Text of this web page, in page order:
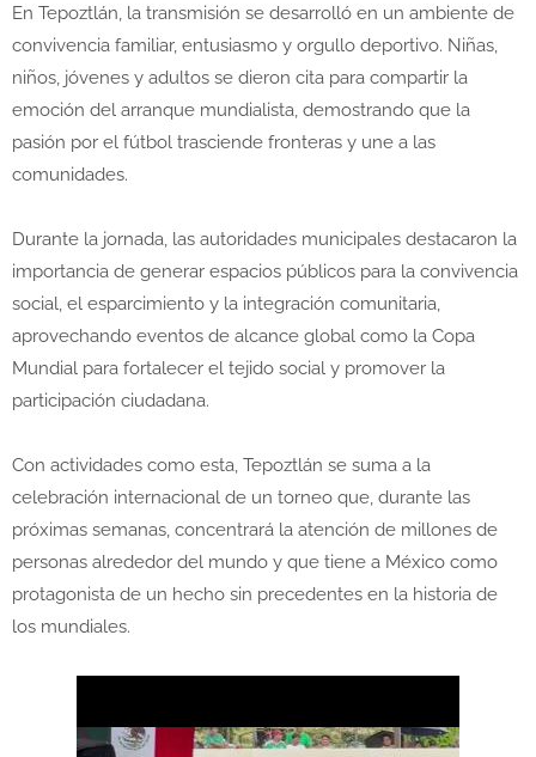
En Tepoztlán, la transmisión se desarrolló en un ambiente de
convivencia familiar, entusiasmo y orgullo deportivo. Niñas,
niños, jóvenes y adultos se dieron cita para compartir la
emoción del arranque mundialista, demostrando que la
pasión por el fútbol trasciende fronteras y une a las
comunidades.
Durante la jornada, las autoridades municipales destacaron la
importancia de generar espacios públicos para la convivencia
social, el esparcimiento y la integración comunitaria,
aprovechando eventos de alcance global como la Copa
Mundial para fortalecer el tejido social y promover la
participación ciudadana.
Con actividades como esta, Tepoztlán se suma a la
celebración internacional de un torneo que, durante las
próximas semanas, concentrará la atención de millones de
personas alrededor del mundo y que tiene a México como
protagonista de un hecho sin precedentes en la historia de
los mundiales.